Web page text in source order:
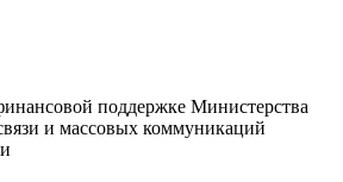
поддержке Министерства
и массовых коммуникаций